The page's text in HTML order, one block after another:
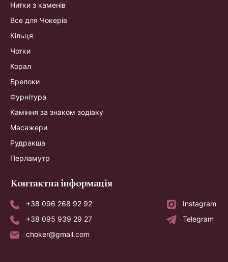
Нитки з каменів
Все для Чокерів
Кільця
Чотки
Корал
Брелоки
Фурнітура
Каміння за знаком зодіаку
Масажери
Рудракша
Перламутр
Контактна інформація
+38 096 268 92 92
Instagram
+38 095 939 29 27
Telegram
choker@gmail.com